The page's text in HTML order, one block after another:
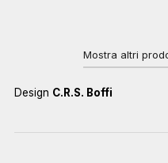
Design C.R.S. Boffi
Mostra altri